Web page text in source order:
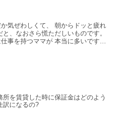
気ぜわしくて、 朝からドッと疲れ
、なおさら慌ただしいものです。
事を持つママが 本当に多いですよ
所を賃貸した時に保証金はどのよう
訳になるの?